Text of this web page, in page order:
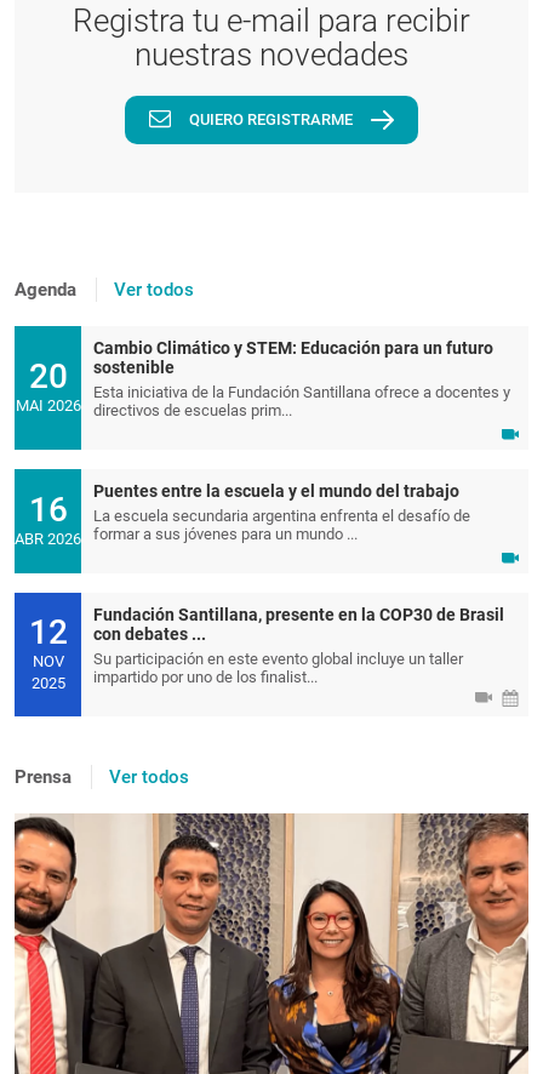
Registra tu e-mail para recibir
nuestras novedades
QUIERO REGISTRARME
Agenda Ver todos
20
MAI 2026
Cambio Climático y STEM: Educación para un futuro
sostenible
Esta iniciativa de la Fundación Santillana ofrece a docentes y
directivos de escuelas prim...
16
ABR 2026
Puentes entre la escuela y el mundo del trabajo
La escuela secundaria argentina enfrenta el desafío de
formar a sus jóvenes para un mundo ...
12
NOV
2025
Fundación Santillana, presente en la COP30 de Brasil
con debates ...
Su participación en este evento global incluye un taller
impartido por uno de los finalist...
Prensa Ver todos